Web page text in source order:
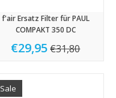
f'air Ersatz Filter für PAUL
COMPAKT 350 DC
€29,95 €31,80
Sale